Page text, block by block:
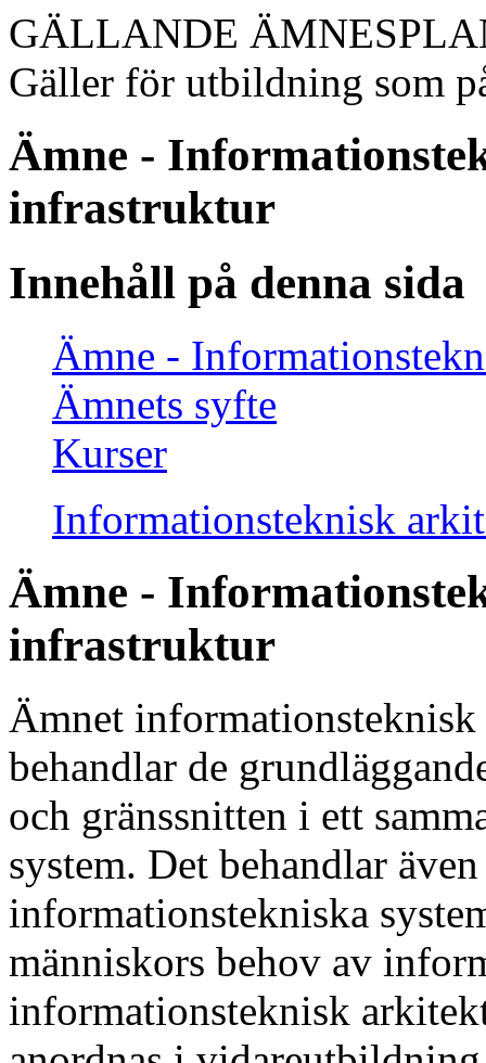
GÄLLANDE
Gäller för utbildning som
Ämne -
infrastruktur
Innehåll på denna sida
Ämne -
Ämnets syfte
Kurser
Informationsteknisk
Ämne -
infrastruktur
Ämnet
behandlar de
och gränssnitten i ett
system. Det behandlar
informationstekniska
människors behov av
informationsteknisk